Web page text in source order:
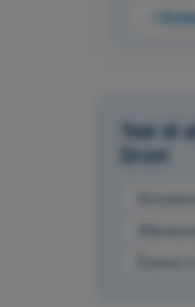
Test di
Droni
Esame